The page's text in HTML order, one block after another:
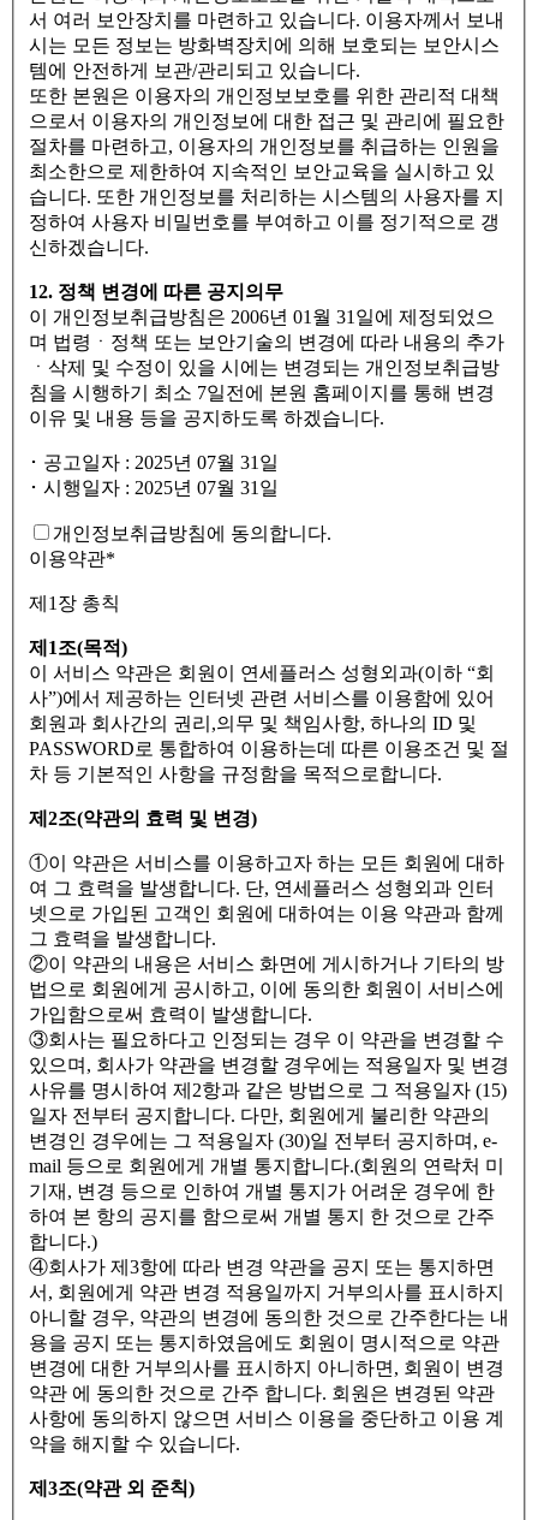
서 여러 보안장치를 마련하고 있습니다. 이용자께서 보내
시는 모든 정보는 방화벽장치에 의해 보호되는 보안시스
템에 안전하게 보관/관리되고 있습니다.
또한 본원은 이용자의 개인정보보호를 위한 관리적 대책
으로서 이용자의 개인정보에 대한 접근 및 관리에 필요한
절차를 마련하고, 이용자의 개인정보를 취급하는 인원을
최소한으로 제한하여 지속적인 보안교육을 실시하고 있
습니다. 또한 개인정보를 처리하는 시스템의 사용자를 지
정하여 사용자 비밀번호를 부여하고 이를 정기적으로 갱
신하겠습니다.
12. 정책 변경에 따른 공지의무
이 개인정보취급방침은 2006년 01월 31일에 제정되었으
며 법령ㆍ정책 또는 보안기술의 변경에 따라 내용의 추가
ㆍ삭제 및 수정이 있을 시에는 변경되는 개인정보취급방
침을 시행하기 최소 7일전에 본원 홈페이지를 통해 변경
이유 및 내용 등을 공지하도록 하겠습니다.
･ 공고일자 : 2025년 07월 31일
･ 시행일자 : 2025년 07월 31일
개인정보취급방침에 동의합니다.
이용약관*
제1장 총칙
제1조(목적)
이 서비스 약관은 회원이 연세플러스 성형외과(이하 “회
사”)에서 제공하는 인터넷 관련 서비스를 이용함에 있어
회원과 회사간의 권리,의무 및 책임사항, 하나의 ID 및
PASSWORD로 통합하여 이용하는데 따른 이용조건 및 절
차 등 기본적인 사항을 규정함을 목적으로합니다.
제2조(약관의 효력 및 변경)
①이 약관은 서비스를 이용하고자 하는 모든 회원에 대하
여 그 효력을 발생합니다. 단, 연세플러스 성형외과 인터
넷으로 가입된 고객인 회원에 대하여는 이용 약관과 함께
그 효력을 발생합니다.
②이 약관의 내용은 서비스 화면에 게시하거나 기타의 방
법으로 회원에게 공시하고, 이에 동의한 회원이 서비스에
가입함으로써 효력이 발생합니다.
③회사는 필요하다고 인정되는 경우 이 약관을 변경할 수
있으며, 회사가 약관을 변경할 경우에는 적용일자 및 변경
사유를 명시하여 제2항과 같은 방법으로 그 적용일자 (15)
일자 전부터 공지합니다. 다만, 회원에게 불리한 약관의
변경인 경우에는 그 적용일자 (30)일 전부터 공지하며, e-
mail 등으로 회원에게 개별 통지합니다.(회원의 연락처 미
기재, 변경 등으로 인하여 개별 통지가 어려운 경우에 한
하여 본 항의 공지를 함으로써 개별 통지 한 것으로 간주
합니다.)
④회사가 제3항에 따라 변경 약관을 공지 또는 통지하면
서, 회원에게 약관 변경 적용일까지 거부의사를 표시하지
아니할 경우, 약관의 변경에 동의한 것으로 간주한다는 내
용을 공지 또는 통지하였음에도 회원이 명시적으로 약관
변경에 대한 거부의사를 표시하지 아니하면, 회원이 변경
약관 에 동의한 것으로 간주 합니다. 회원은 변경된 약관
사항에 동의하지 않으면 서비스 이용을 중단하고 이용 계
약을 해지할 수 있습니다.
제3조(약관 외 준칙)